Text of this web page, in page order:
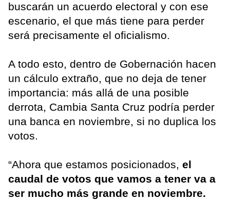
buscarán un acuerdo electoral y con ese
escenario, el que más tiene para perder
será precisamente el oficialismo.
A todo esto, dentro de Gobernación hacen
un cálculo extraño, que no deja de tener
importancia: más allá de una posible
derrota, Cambia Santa Cruz podría perder
una banca en noviembre, si no duplica los
votos.
“Ahora que estamos posicionados, el
caudal de votos que vamos a tener va a
ser mucho más grande en noviembre.